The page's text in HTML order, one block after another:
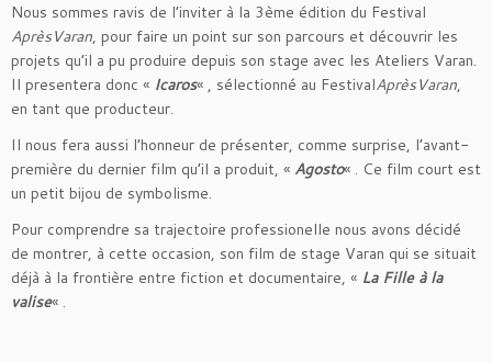
Nous sommes ravis de l’inviter à la 3ème édition du Festival
AprèsVaran, pour faire un point sur son parcours et découvrir les
projets qu’il a pu produire depuis son stage avec les Ateliers Varan.
Il presentera donc « Icaros« , sélectionné au FestivalAprèsVaran,
en tant que producteur.
Il nous fera aussi l’honneur de présenter, comme surprise, l’avant-
première du dernier film qu’il a produit, « Agosto« . Ce film court est
un petit bijou de symbolisme.
Pour comprendre sa trajectoire professionelle nous avons décidé
de montrer, à cette occasion, son film de stage Varan qui se situait
déjà à la frontière entre fiction et documentaire, « La Fille à la
valise« .